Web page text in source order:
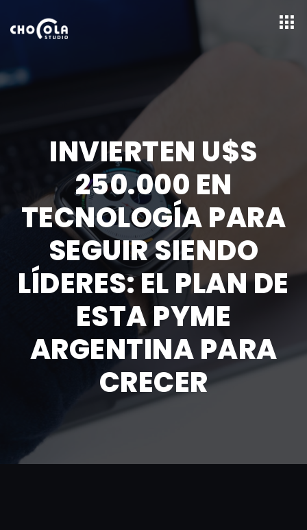
INVIERTEN U$S
250.000 EN
TECNOLOGÍA PARA
SEGUIR SIENDO
LÍDERES: EL PLAN DE
ESTA PYME
ARGENTINA PARA
CRECER